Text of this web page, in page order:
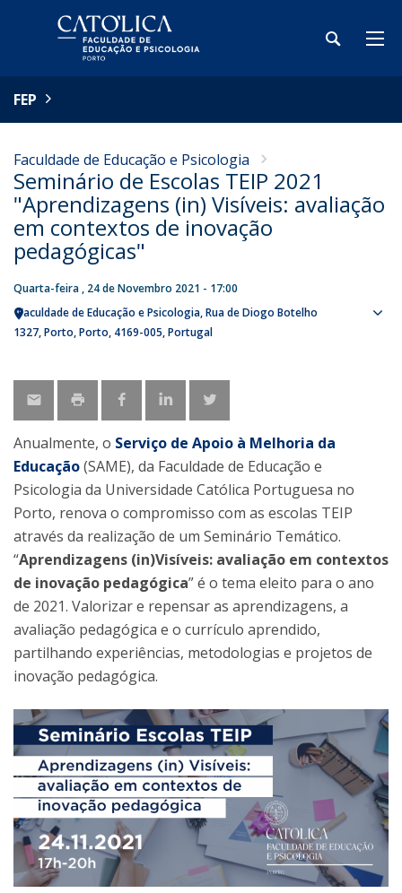
FEP
Faculdade de Educação e Psicologia
Seminário de Escolas TEIP 2021
"Aprendizagens (in) Visíveis: avaliação
em contextos de inovação
pedagógicas"
Quarta-feira , 24 de Novembro 2021 - 17:00
Faculdade de Educação e Psicologia Rua de Diogo Botelho
1327 Porto Porto 4169-005 Portugal
Anualmente, o Serviço de Apoio à Melhoria da
Educação(SAME), da Faculdade de Educação e
Psicologia da Universidade Católica Portuguesa no
Porto, renova o compromisso com as escolas TEIP
através da realização de um Seminário Temático.
“Aprendizagens (in)Visíveis: avaliação em contextos
de inovação pedagógica” é o tema eleito para o ano
de 2021. Valorizar e repensar as aprendizagens, a
avaliação pedagógica e o currículo aprendido,
partilhando experiências, metodologias e projetos de
inovação pedagógica.